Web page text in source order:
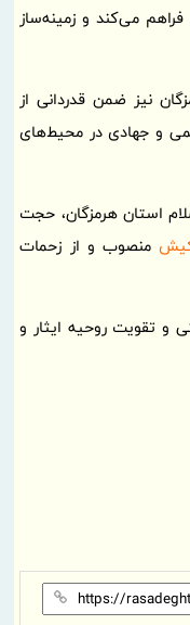
می‌کند و زمینه‌ساز
نیز ضمن قدردانی از
و جهادی در محیط‌های
استان هرمزگان، حجت
منصوب و از زحمات
و تقویت روحیه ایثار و